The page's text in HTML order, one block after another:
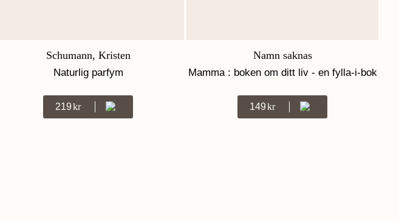
Schumann, Kristen
Naturlig parfym
219Kr
Namn saknas
Mamma : boken om ditt liv - en fylla-i-bok
149Kr